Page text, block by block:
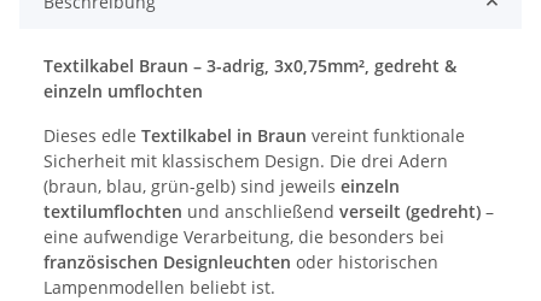
Textilkabel Braun – 3-adrig, 3x0,75mm², gedreht &
einzeln umflochten
Dieses edle Textilkabel in Braun vereint funktionale
Sicherheit mit klassischem Design. Die drei Adern
(braun, blau, grün-gelb) sind jeweils einzeln
textilumflochten und anschließend verseilt (gedreht) –
eine aufwendige Verarbeitung, die besonders bei
französischen Designleuchten oder historischen
Lampenmodellen beliebt ist.